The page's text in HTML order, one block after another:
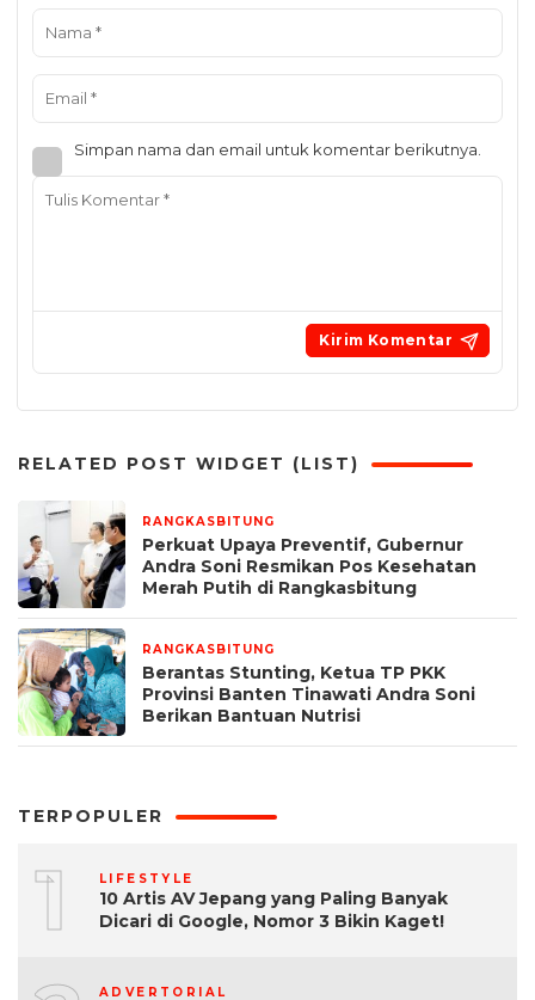
Simpan nama dan email untuk komentar berikutnya.
RELATED POST WIDGET (LIST)
RANGKASBITUNG
Perkuat Upaya Preventif, Gubernur
Andra Soni Resmikan Pos Kesehatan
Merah Putih di Rangkasbitung
RANGKASBITUNG
Berantas Stunting, Ketua TP PKK
Provinsi Banten Tinawati Andra Soni
Berikan Bantuan Nutrisi
TERPOPULER
1 LIFESTYLE
10 Artis AV Jepang yang Paling Banyak
Dicari di Google, Nomor 3 Bikin Kaget!
ADVERTORIAL